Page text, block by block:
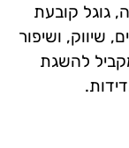
גוגל קובעת
שיווק, ושיפור
להשגת